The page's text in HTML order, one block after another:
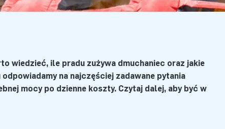
wiedzieć, ile prądu zużywa dmuchaniec oraz jakie
na najczęściej zadawane pytania
mocy po dzienne koszty. Czytaj dalej, aby być w